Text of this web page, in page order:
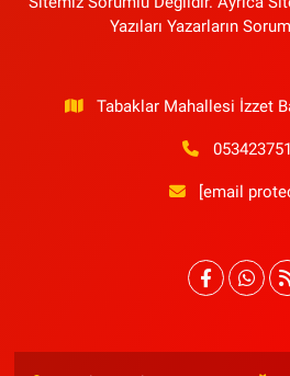
Yazıları Yazarların
Tabaklar Mahallesi İzzet
[email